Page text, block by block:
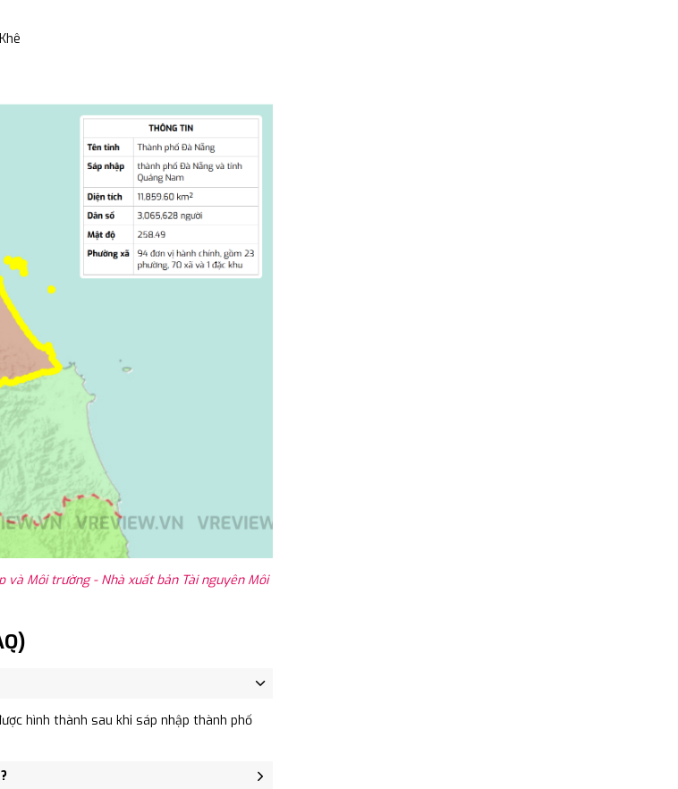
và Môi trường - Nhà xuất bản Tài nguyên Môi
hình thành sau khi sáp nhập thành phố